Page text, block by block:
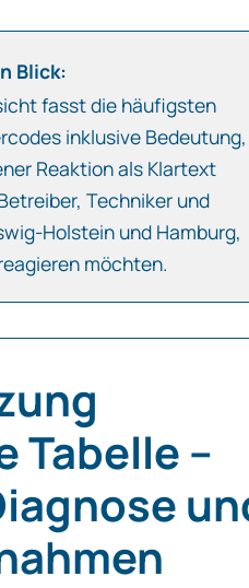
Blick:
fasst die häufigsten
inklusive Bedeutung,
Reaktion als Klartext
Techniker und
Holstein und Hamburg,
möchten.
Tabelle –